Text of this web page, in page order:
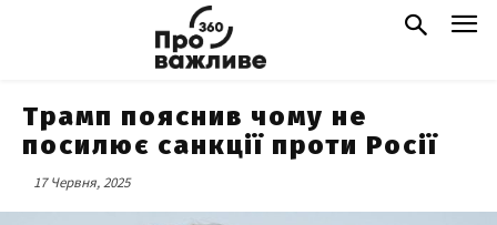
Трамп пояснив чому не
посилює санкції проти Росії
17 Червня, 2025